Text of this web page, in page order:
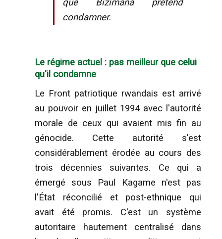
que Bizimana prétend
condamner.
Le régime actuel : pas meilleur que celui
qu'il condamne
Le Front patriotique rwandais est arrivé
au pouvoir en juillet 1994 avec l'autorité
morale de ceux qui avaient mis fin au
génocide. Cette autorité s'est
considérablement érodée au cours des
trois décennies suivantes. Ce qui a
émergé sous Paul Kagame n'est pas
l'État réconcilié et post-ethnique qui
avait été promis. C'est un système
autoritaire hautement centralisé dans